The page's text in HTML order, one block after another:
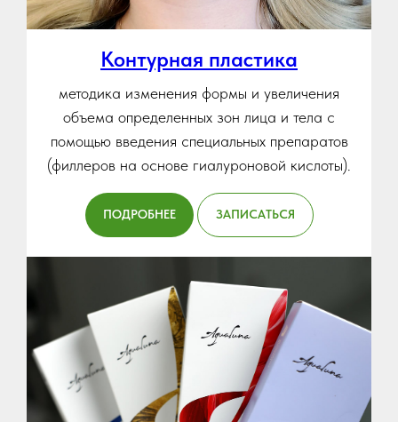
Контурная пластика
методика изменения формы и увеличения
объема определенных зон лица и тела с
помощью введения специальных препаратов
(филлеров на основе гиалуроновой кислоты).
ПОДРОБНЕЕ ЗАПИСАТЬСЯ